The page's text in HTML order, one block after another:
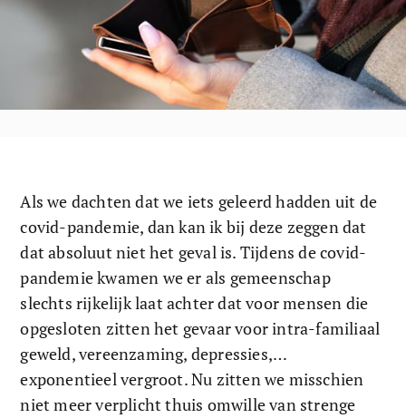
Als we dachten dat we iets geleerd hadden uit de
covid-pandemie, dan kan ik bij deze zeggen dat
dat absoluut niet het geval is. Tijdens de covid-
pandemie kwamen we er als gemeenschap
slechts rijkelijk laat achter dat voor mensen die
opgesloten zitten het gevaar voor intra-familiaal
geweld, vereenzaming, depressies,…
exponentieel vergroot. Nu zitten we misschien
niet meer verplicht thuis omwille van strenge